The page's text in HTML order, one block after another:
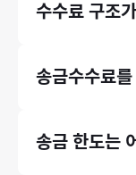
의 모든 거래는 한
아니라, 지그재그,
수수료 구조
직 송금기관 수수
송금수수료
송금 국가와 원하
송금 한도는